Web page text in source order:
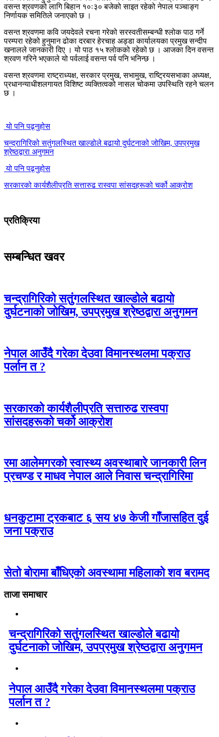
वसन्त श्रवणको लागि बिहान १०ः३० बजेको साइत रहेको नेपाल पञ्चाङ्ग
निर्णायक समितिले जनाएको छ ।
वसन्त श्रवणमा कवि जयदेवले रचना गरेको सरस्वतीसम्बन्धी श्लोक पाठ गर्ने
परम्परा रहेको हुनुमान ढोका दरबार हेरचाह अड्डा कार्यालयका प्रमुख सन्दीप
खनालले जानकारी दिए । यो पाठ १५ श्लोकको रहेको छ । आजका दिन वसन्त
श्रवण गरिने भएकाले यो पर्वलाई वसन्त पर्व पनि भनिन्छ ।
वसन्त श्रवणमा राष्ट्राध्यक्ष, सरकार प्रमुख, सभामुख, राष्ट्रियसभाका अध्यक्ष,
प्रधानन्याधीशलगायत विशिष्ट व्यक्तित्वको नासल चोकमा उपस्थिति रहने चलन
छ ।
यो पनि पढ्नुहोस
चन्द्रागिरिको सतुंगलस्थित खाल्डोले बढायो दुर्घटनाको जोखिम, उपप्रमुख
श्रेष्ठद्वारा अनुगमन
यो पनि पढ्नुहोस
सरकारको कार्यशैलीप्रति सत्तारुढ रास्वपा सांसदहरूको चर्को आक्रोश
प्रतिक्रिया
सम्बन्धित खवर
चन्द्रागिरिको सतुंगलस्थित खाल्डोले बढायो
दुर्घटनाको जोखिम, उपप्रमुख श्रेष्ठद्वारा अनुगमन
नेपाल आउँदै गरेका देउवा विमानस्थलमा पक्राउ
पर्लान त ?
सरकारको कार्यशैलीप्रति सत्तारुढ रास्वपा
सांसदहरूको चर्को आक्रोश
रमा आलेमगरको स्वास्थ्य अवस्थाबारे जानकारी लिन
प्रचण्ड र माधव नेपाल आले निवास चन्द्रागिरिमा
धनकुटामा ट्रकबाट ६ सय ४७ केजी गाँजासहित दुई
जना पक्राउ
सेतो बोरामा बाँधिएको अवस्थामा महिलाको शव बरामद
ताजा समाचार
चन्द्रागिरिको सतुंगलस्थित खाल्डोले बढायो
दुर्घटनाको जोखिम, उपप्रमुख श्रेष्ठद्वारा अनुगमन
नेपाल आउँदै गरेका देउवा विमानस्थलमा पक्राउ
पर्लान त ?